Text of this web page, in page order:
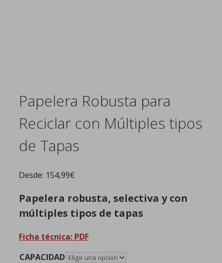
Papelera Robusta para
Reciclar con Múltiples tipos
de Tapas
Desde: 154,99€
Papelera robusta, selectiva y con
múltiples tipos de tapas
Ficha técnica: PDF
CAPACIDAD